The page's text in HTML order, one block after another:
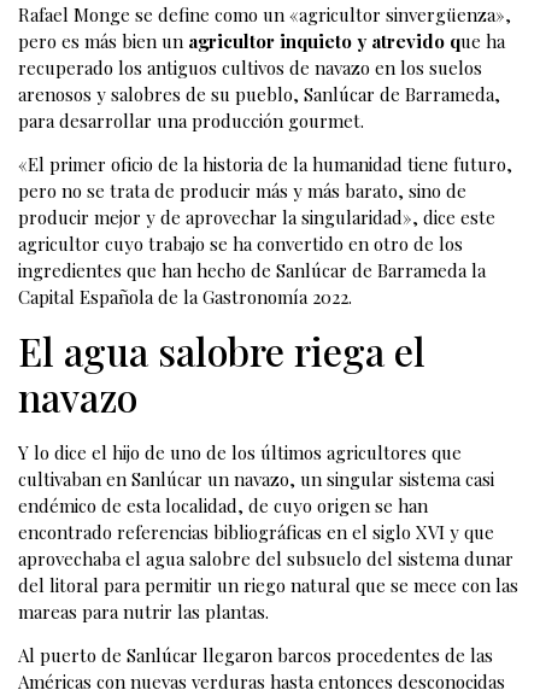
Rafael Monge se define como un «agricultor sinvergüenza»,
pero es más bien un agricultor inquieto y atrevido que ha
recuperado los antiguos cultivos de navazo en los suelos
arenosos y salobres de su pueblo, Sanlúcar de Barrameda,
para desarrollar una producción gourmet.
«El primer oficio de la historia de la humanidad tiene futuro,
pero no se trata de producir más y más barato, sino de
producir mejor y de aprovechar la singularidad», dice este
agricultor cuyo trabajo se ha convertido en otro de los
ingredientes que han hecho de Sanlúcar de Barrameda la
Capital Española de la Gastronomía 2022.
El agua salobre riega el
navazo
Y lo dice el hijo de uno de los últimos agricultores que
cultivaban en Sanlúcar un navazo, un singular sistema casi
endémico de esta localidad, de cuyo origen se han
encontrado referencias bibliográficas en el siglo XVI y que
aprovechaba el agua salobre del subsuelo del sistema dunar
del litoral para permitir un riego natural que se mece con las
mareas para nutrir las plantas.
Al puerto de Sanlúcar llegaron barcos procedentes de las
Américas con nuevas verduras hasta entonces desconocidas